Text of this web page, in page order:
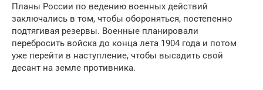
Планы России по ведению военных действий
заключались в том, чтобы обороняться, постепенно
подтягивая резервы. Военные планировали
перебросить войска до конца лета 1904 года и потом
уже перейти в наступление, чтобы высадить свой
десант на земле противника.